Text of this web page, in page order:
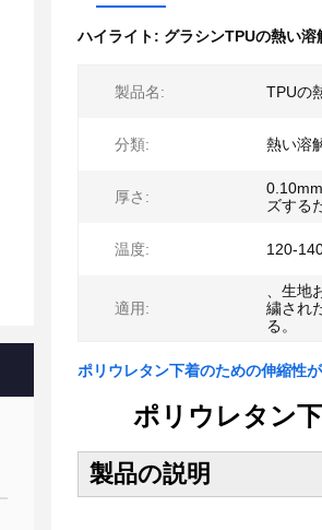
ハイライト: グラシンTPUの熱い
製品名: TPUの
分類: 熱い溶
厚さ:
ズする
温度: 120-
適用:
、生
繍され
る。
ポリウレタン下着のための伸縮性
ポリウレタン
製品の説明